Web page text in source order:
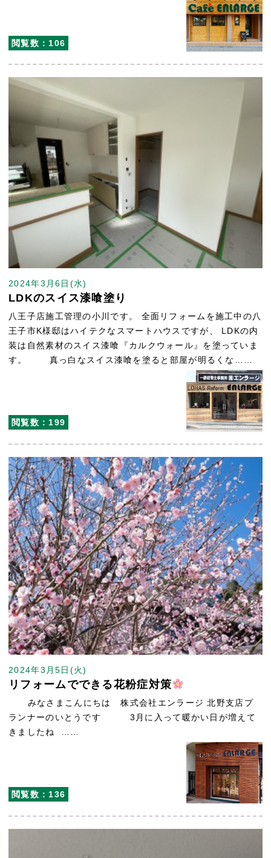
閲覧数：106
閲覧数：199
2024年3月6日(水)
LDKのスイス漆喰塗り
八王子店施工管理の小川です。 全面リフォームを施工中の八
王子市K様邸はハイテクなスマートハウスですが、 LDKの内
装は自然素材のスイス漆喰『カルクウォール』を塗っていま
す。 真っ白なスイス漆喰を塗ると部屋が明るくな……
閲覧数：136
2024年3月5日(火)
リフォームでできる花粉症対策
みなさまこんにちは 株式会社エンラージ 北野支店プ
ランナーのいとうです 3月に入って暖かい日が増えて
きましたね ……